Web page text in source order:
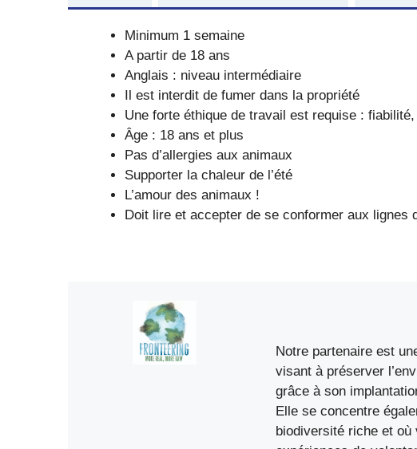
Minimum 1 semaine
A partir de 18 ans
Anglais : niveau intermédiaire
Il est interdit de fumer dans la propriété
Une forte éthique de travail est requise :
Âge : 18 ans et plus
Pas d’allergies aux animaux
Supporter la chaleur de l’été
L’amour des animaux !
Doit lire et accepter de se conformer aux lignes
Notre partenaire est
visant à préserver
grâce à son
Elle se concentre
biodiversité riche et où